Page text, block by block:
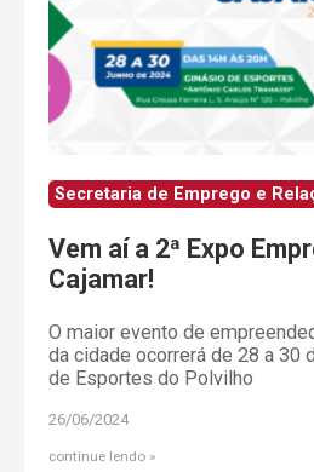
Secretaria de Emprego e
Vem aí a 2ª Expo
Cajamar!
O maior evento de
da cidade ocorrerá de 28 a 30
de Esportes do Polvilho
26/06/2024
continue lendo